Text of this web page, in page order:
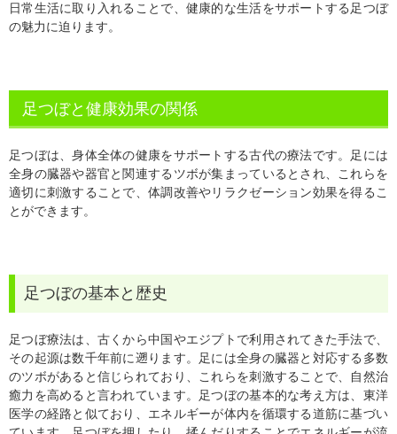
日常生活に取り入れることで、健康的な生活をサポートする足つぼ
の魅力に迫ります。
足つぼと健康効果の関係
足つぼは、身体全体の健康をサポートする古代の療法です。足には
全身の臓器や器官と関連するツボが集まっているとされ、これらを
適切に刺激することで、体調改善やリラクゼーション効果を得るこ
とができます。
足つぼの基本と歴史
足つぼ療法は、古くから中国やエジプトで利用されてきた手法で、
その起源は数千年前に遡ります。足には全身の臓器と対応する多数
のツボがあると信じられており、これらを刺激することで、自然治
癒力を高めると言われています。足つぼの基本的な考え方は、東洋
医学の経路と似ており、エネルギーが体内を循環する道筋に基づい